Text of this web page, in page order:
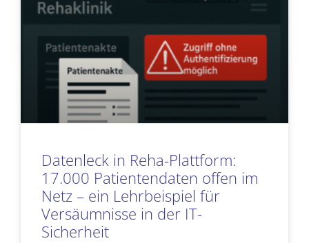
Datenleck in Reha-Plattform:
17.000 Patientendaten offen im
Netz – ein Lehrbeispiel für
Versäumnisse in der IT-
Sicherheit